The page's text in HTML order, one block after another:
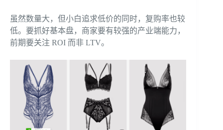
虽然数量大，但小白追求低价的同时，复购率也较
低。要抓好基本盘，商家要有较强的产业端能力，
前期要关注 ROI 而非 LTV。